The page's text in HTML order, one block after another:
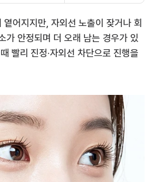
어지지만, 자외선 노출이 잦거나 회
가 안정되며 더 오래 남는 경우가 있
빨리 진정·자외선 차단으로 진행을